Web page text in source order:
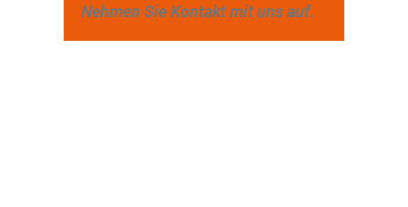
Nehmen Sie Kontakt mit uns auf.